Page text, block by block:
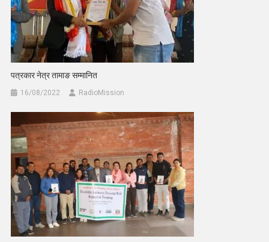
पत्रकार नेत्र तामाङ सम्मानित
16/08/2022 RadioMission